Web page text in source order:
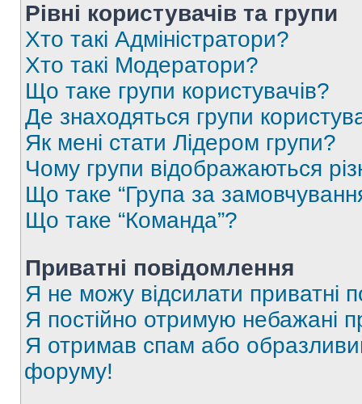
Рівні користувачів та групи
Хто такі Адміністратори?
Хто такі Модератори?
Що таке групи користувачів?
Де знаходяться групи
Як мені стати Лідером групи?
Чому групи відображаються
Що таке “Група за
Що таке “Команда”?
Приватні повідомлення
Я не можу відсилати приватні
Я постійно отримую небажані
Я отримав спам або
форуму!